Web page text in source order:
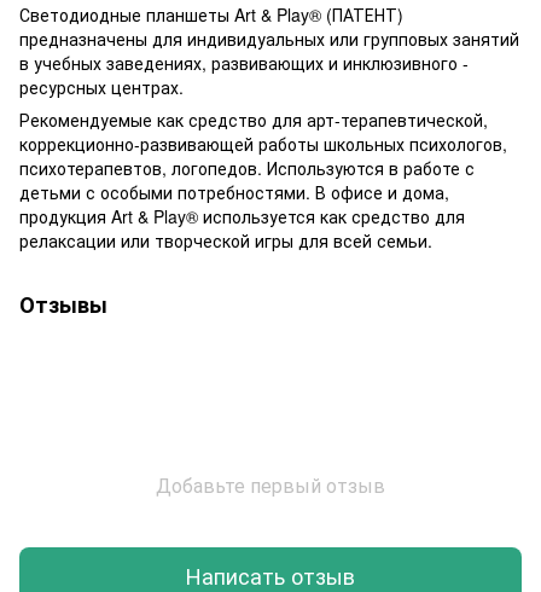
Светодиодные планшеты Art & Play® (ПАТЕНТ)
предназначены для индивидуальных или групповых занятий
в учебных заведениях, развивающих и инклюзивного -
ресурсных центрах.
Рекомендуемые как средство для арт-терапевтической,
коррекционно-развивающей работы школьных психологов,
психотерапевтов, логопедов. Используются в работе с
детьми с особыми потребностями. В офисе и дома,
продукция Art & Play® используется как средство для
релаксации или творческой игры для всей семьи.
Отзывы
Добавьте первый отзыв
Написать отзыв